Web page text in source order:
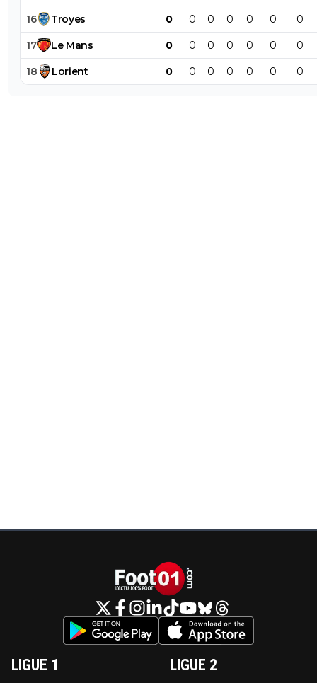
16 Troyes 0 0 0 0 0 0 0
17 Le Mans 0 0 0 0 0 0 0
18 Lorient 0 0 0 0 0 0 0
LIGUE 1 LIGUE 2